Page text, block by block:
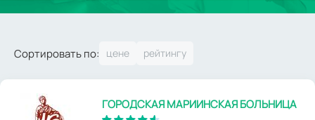
Сортировать по:
ГОРОДСКАЯ МАРИИНСКАЯ БОЛЬНИЦА